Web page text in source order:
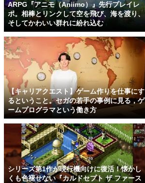
ARPG『アニモ（Aniimo）』先行プレイレ
ポ。相棒とリンクして空を飛び、海を渡り、
そしてかわいい群れに紛れ込む
【キャリアクエスト】ゲーム作りを仕事にす
るということ。セガの若手の事例に見る，ゲ
ームプログラマという働き方
シリーズ第1作が現行機向けに復活！懐かし
くも色褪せない『カルドセプト ザ ファース